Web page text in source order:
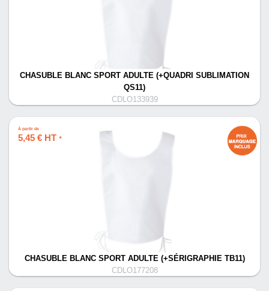
CHASUBLE BLANC SPORT ADULTE (+QUADRI SUBLIMATION
QS11)
CDLO133939
À partir de
5,45 € HT *
CHASUBLE BLANC SPORT ADULTE (+SÉRIGRAPHIE TB11)
CDLO177208